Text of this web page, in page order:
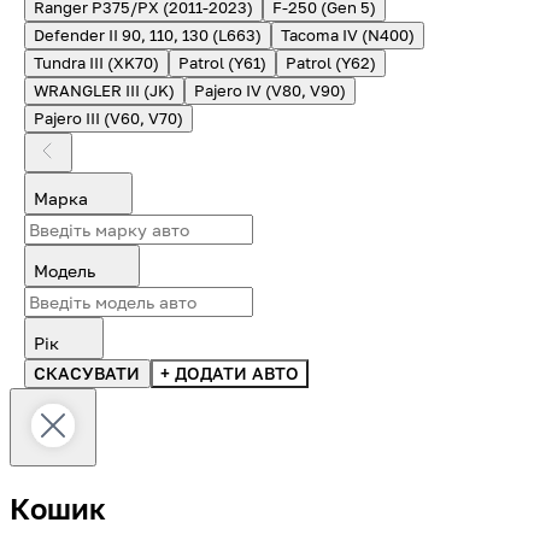
Ranger P375/PX (2011-2023)
F-250 (Gen 5)
Defender II 90, 110, 130 (L663)
Tacoma IV (N400)
Tundra III (XK70)
Patrol (Y61)
Patrol (Y62)
WRANGLER III (JK)
Pajero IV (V80, V90)
Pajero III (V60, V70)
Марка
Модель
Рік
СКАСУВАТИ
+ ДОДАТИ АВТО
Кошик